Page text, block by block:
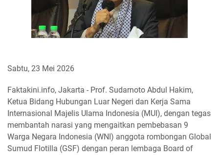
Sabtu, 23 Mei 2026
Faktakini.info, Jakarta - Prof. Sudarnoto Abdul Hakim,
Ketua Bidang Hubungan Luar Negeri dan Kerja Sama
Internasional Majelis Ulama Indonesia (MUI), dengan tegas
membantah narasi yang mengaitkan pembebasan 9
Warga Negara Indonesia (WNI) anggota rombongan Global
Sumud Flotilla (GSF) dengan peran lembaga Board of